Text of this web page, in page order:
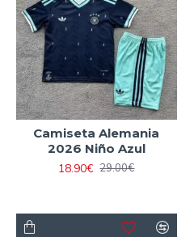
Camiseta Alemania
2026 Niño Azul
18.90€ 29.00€